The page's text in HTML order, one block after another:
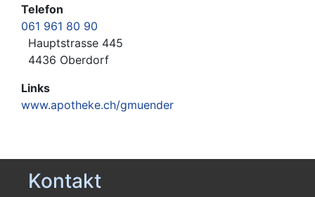
Telefon
061 961 80 90
Hauptstrasse 445
4436 Oberdorf
Links
www.apotheke.ch/gmuender
Kontakt